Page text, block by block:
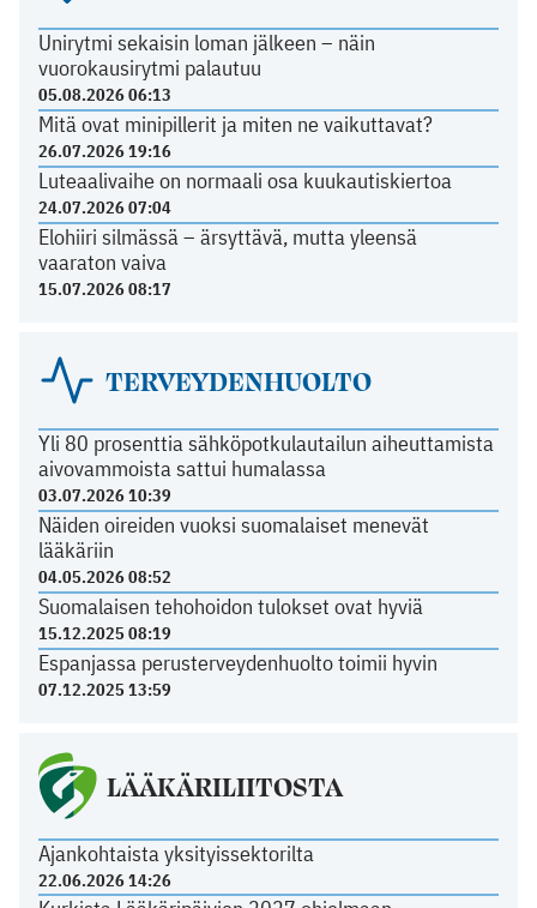
Unirytmi sekaisin loman jälkeen – näin
vuorokausirytmi palautuu
05.08.2026 06:13
Mitä ovat minipillerit ja miten ne vaikuttavat?
26.07.2026 19:16
Luteaalivaihe on normaali osa kuukautiskiertoa
24.07.2026 07:04
Elohiiri silmässä – ärsyttävä, mutta yleensä
vaaraton vaiva
15.07.2026 08:17
TERVEYDENHUOLTO
Yli 80 prosenttia sähköpotkulautailun aiheuttamista
aivovammoista sattui humalassa
03.07.2026 10:39
Näiden oireiden vuoksi suomalaiset menevät
lääkäriin
04.05.2026 08:52
Suomalaisen tehohoidon tulokset ovat hyviä
15.12.2025 08:19
Espanjassa perusterveydenhuolto toimii hyvin
07.12.2025 13:59
LÄÄKÄRILIITOSTA
Ajankohtaista yksityissektorilta
22.06.2026 14:26